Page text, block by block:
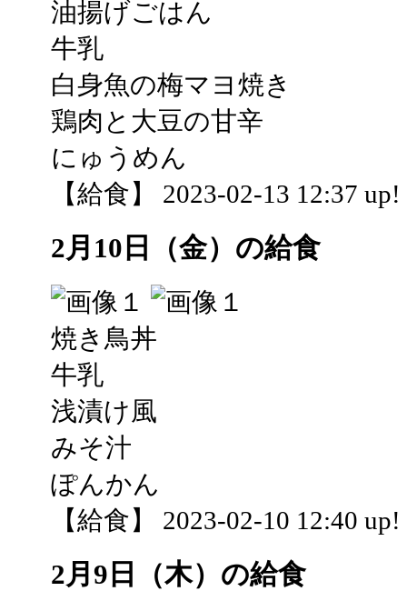
油揚げごはん
牛乳
白身魚の梅マヨ焼き
鶏肉と大豆の甘辛
にゅうめん
【給食】 2023-02-13 12:37 up!
2月10日（金）の給食
焼き鳥丼
牛乳
浅漬け風
みそ汁
ぽんかん
【給食】 2023-02-10 12:40 up!
2月9日（木）の給食